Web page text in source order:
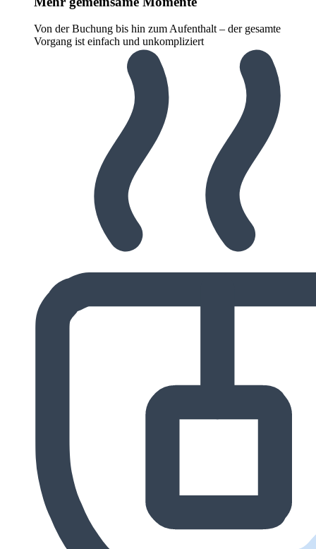
Von der Buchung bis hin zum Aufenthalt – der gesamte
Vorgang ist einfach und unkompliziert